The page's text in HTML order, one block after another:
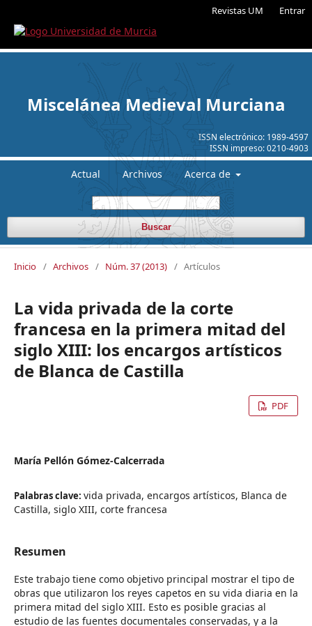
Revistas UM Entrar
ISSN electrónico: 1989-4597
ISSN impreso:0210-4903
Miscelánea Medieval Murciana
Actual Archivos Acerca de
Buscar
Inicio / Archivos / Núm. 37 (2013) / Artículos
La vida privada de la corte
francesa en la primera mitad del
siglo XIII: los encargos artísticos
de Blanca de Castilla
PDF
María Pellón Gómez-Calcerrada
Palabras clave: vida privada, encargos artísticos, Blanca de
Castilla, siglo XIII, corte francesa
Resumen
Este trabajo tiene como objetivo principal mostrar el tipo de
obras que utilizaron los reyes capetos en su vida diaria en la
primera mitad del siglo XIII. Esto es posible gracias al
estudio de las fuentes documentales conservadas, y a la